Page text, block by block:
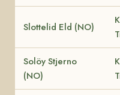
Slottelid Eld (NO)
Solöy Stjerno
(NO)